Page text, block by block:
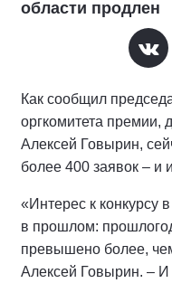
области продлен
Как сообщил
оргкомитета премии,
Алексей Говырин,
более 400 заявок – и
«Интерес к конкурсу
в прошлом:
превышено более,
Алексей Говырин. – И